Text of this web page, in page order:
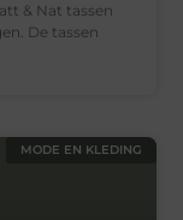
& Nat tassen
De tassen
MODE EN KLEDING